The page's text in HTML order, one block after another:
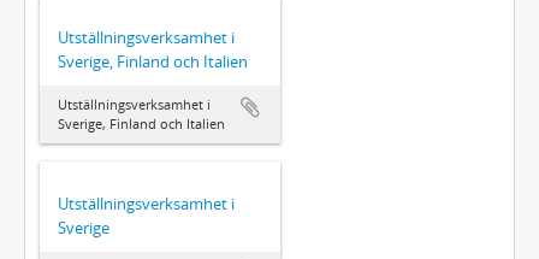
Utställningsverksamhet i
Sverige, Finland och Italien
Utställningsverksamhet i
Sverige, Finland och Italien
Utställningsverksamhet i
Sverige